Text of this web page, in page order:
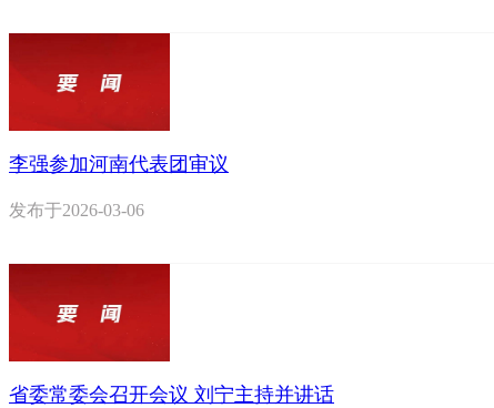
李强参加河南代表团审议
发布于2026-03-06
省委常委会召开会议 刘宁主持并讲话